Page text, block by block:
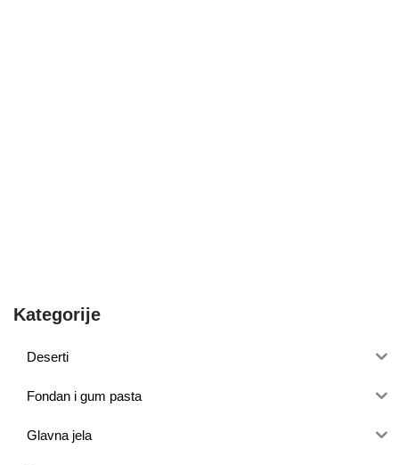
Kategorije
Deserti
Fondan i gum pasta
Glavna jela